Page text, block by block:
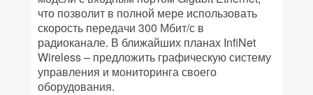
что позволит в полной мере использовать
скорость передачи 300 Мбит/с в
радиоканале. В ближайших планах InfiNet
Wireless – предложить графическую систему
управления и мониторинга своего
оборудования.